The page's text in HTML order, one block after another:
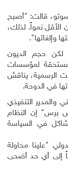
قالت: "أصبح
الأقل نمواً. لذلك،
وإلغائها".
لكن حجم الديون
لمؤسسات
الرسمية، يناقش
في الدوحة.
والمدير التنفيذي
برس" إن النظام
في السياسة
"علينا محاولة
إلى أي حد أضحى